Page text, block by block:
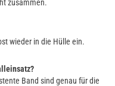
zusammen.
wieder in die Hülle ein.
Band sind genau für die